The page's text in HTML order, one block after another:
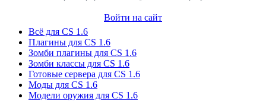
Войти на сайт
Всё для CS 1.6
Плагины для CS 1.6
Зомби плагины для CS 1.6
Зомби классы для CS 1.6
Готовые сервера для CS 1.6
Моды для CS 1.6
Модели оружия для CS 1.6